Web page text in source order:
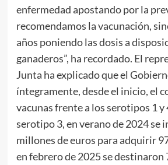
enfermedad apostando por la
recomendamos la vacunación,
años poniendo las dosis a
ganaderos”, ha recordado. El
Junta ha explicado que el
íntegramente, desde el inicio, el
vacunas frente a los serotipos 1 y
serotipo 3, en verano de 2024 se
millones de euros para adquirir
en febrero de 2025 se destinaron